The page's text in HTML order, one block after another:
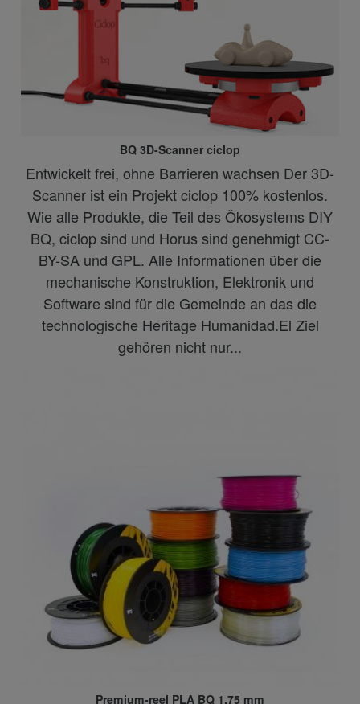
BQ 3D-Scanner ciclop
Entwickelt frei, ohne Barrieren wachsen Der 3D-
Scanner ist ein Projekt ciclop 100% kostenlos.
Wie alle Produkte, die Teil des Ökosystems DIY
BQ, ciclop sind und Horus sind genehmigt CC-
BY-SA und GPL. Alle Informationen über die
mechanische Konstruktion, Elektronik und
Software sind für die Gemeinde an das die
technologische Heritage Humanidad.El Ziel
gehören nicht nur...
Premium-reel PLA BQ 1,75 mm